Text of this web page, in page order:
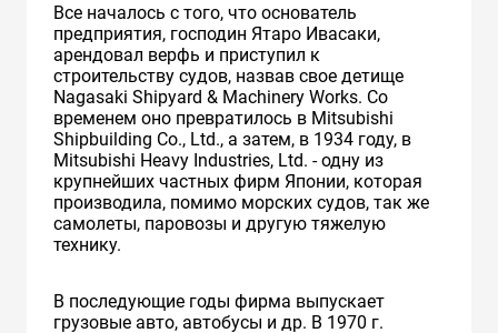
Все началось с того, что основатель
предприятия, господин Ятаро Ивасаки,
арендовал верфь и приступил к
строительству судов, назвав свое детище
Nagasaki Shipyard & Machinery Works. Со
временем оно превратилось в Mitsubishi
Shipbuilding Co., Ltd., а затем, в 1934 году, в
Mitsubishi Heavy Industries, Ltd. - одну из
крупнейших частных фирм Японии, которая
производила, помимо морских судов, так же
самолеты, паровозы и другую тяжелую
технику.
В последующие годы фирма выпускает
грузовые авто, автобусы и др. В 1970 г.